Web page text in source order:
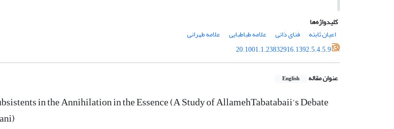
کلیدواژه‌ها
اعیان ثابته
فنای ذاتی علامه طباطبایی
علامه طهرانی
20.1001.1.23832916.1392.5.4.5.9
عنوان مقاله English
in the Annihilation in the Essence (A Study of AllamehTabatabaii’s Debate